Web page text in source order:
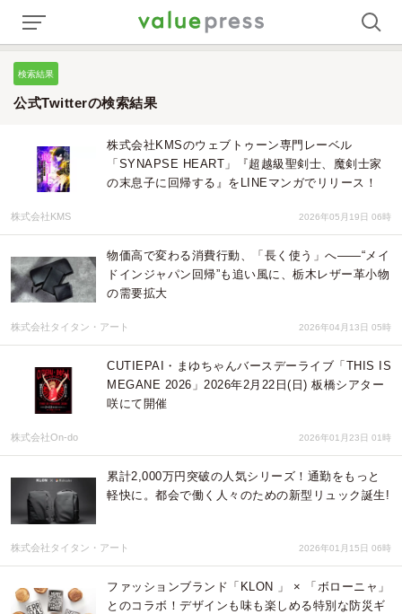
検索結果
公式Twitterの検索結果
株式会社KMSのウェブトゥーン専門レーベル
「SYNAPSE HEART」『超越級聖剣士、魔剣士家
の末息子に回帰する』をLINEマンガでリリース！
株式会社KMS 2026年05月19日 06時
物価高で変わる消費行動、「長く使う」へ——“メイ
ドインジャパン回帰”も追い風に、栃木レザー革小物
の需要拡大
株式会社タイタン・アート 2026年04月13日 05時
CUTIEPAI・まゆちゃんバースデーライブ「THIS IS
MEGANE 2026」2026年2月22日(日) 板橋シアター
咲にて開催
株式会社On-do 2026年01月23日 01時
累計2,000万円突破の人気シリーズ！通勤をもっと
軽快に。都会で働く人々のための新型リュック誕生!
株式会社タイタン・アート 2026年01月15日 06時
ファッションブランド「KLON 」 × 「ボローニャ」
とのコラボ！デザインも味も楽しめる特別な防災ギ